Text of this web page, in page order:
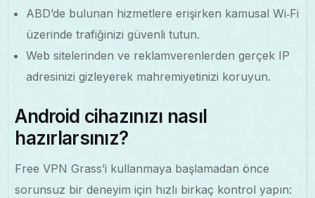
ABD’de bulunan hizmetlere erişirken kamusal Wi‑Fi
üzerinde trafiğinizi güvenli tutun.
Web sitelerinden ve reklamverenlerden gerçek IP
adresinizi gizleyerek mahremiyetinizi koruyun.
Android cihazınızı nasıl
hazırlarsınız?
Free VPN Grass’i kullanmaya başlamadan önce
sorunsuz bir deneyim için hızlı birkaç kontrol yapın: